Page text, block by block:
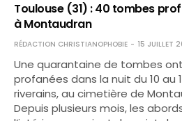
Toulouse (31) : 40 tombes
à Montaudran
RÉDACTION CHRISTIANOPHOBIE 15 JUILLET
Une quarantaine de tombes
profanées dans la nuit du 10 au
riverains, au cimetière de
Depuis plusieurs mois, les